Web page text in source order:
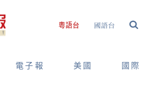
粵語台 國語台
電子報 美國 國際